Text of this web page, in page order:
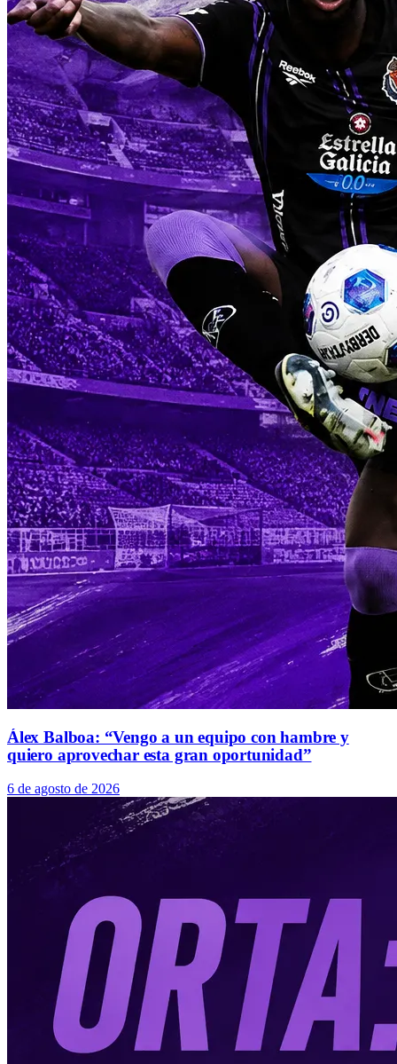
Álex Balboa: “Vengo a un equipo con hambre y
quiero aprovechar esta gran oportunidad”
6 de agosto de 2026